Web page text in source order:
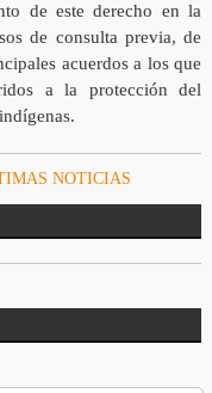
de este derecho en la
de consulta previa, de
acuerdos a los que
a la protección del
NOTICIAS